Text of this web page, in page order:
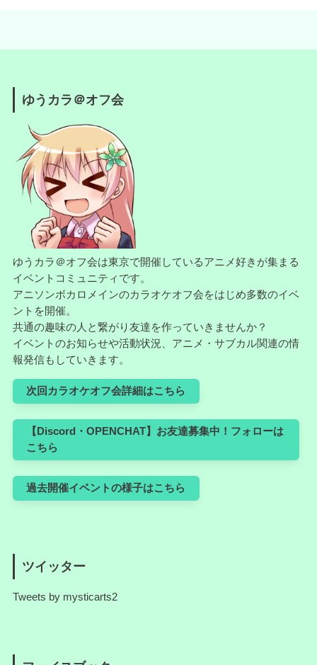
ゆうカラ＠オフ会
ゆうカラ＠オフ会は東京で開催しているアニメ好きが集まる
イベントコミュニティです。
アニソンボカロメインのカラオケオフ会をはじめ多数のイベ
ントを開催。
共通の趣味の人と繋がり友達を作っていきませんか？
イベントのお知らせや活動状況、アニメ・サブカル関連の情
報発信もしていきます。
次回カラオケオフ会詳細はこちら
【Discord・OPENCHAT】お友達募集中！フォローは
こちら
過去開催イベントの様子はこちら
ツイッター
Tweets by mysticarts2